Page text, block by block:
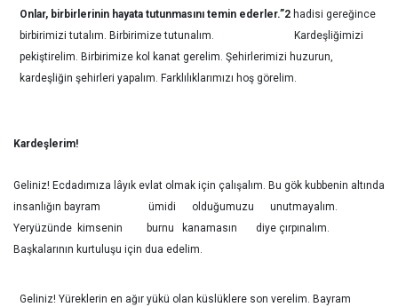
Onlar, birbirlerinin hayata tutunmasını temin ederler.”2 hadisi gereğince
birbirimizi tutalım. Birbirimize tutunalım. Kardeşliğimizi
pekiştirelim. Birbirimize kol kanat gerelim. Şehirlerimizi huzurun,
kardeşliğin şehirleri yapalım. Farklılıklarımızı hoş görelim.
Kardeşlerim!
Geliniz! Ecdadımıza lâyık evlat olmak için çalışalım. Bu gök kubbenin altında
insanlığın bayram ümidi olduğumuzu unutmayalım.
Yeryüzünde kimsenin burnu kanamasın diye çırpınalım.
Başkalarının kurtuluşu için dua edelim.
Geliniz! Yüreklerin en ağır yükü olan küslüklere son verelim. Bayram